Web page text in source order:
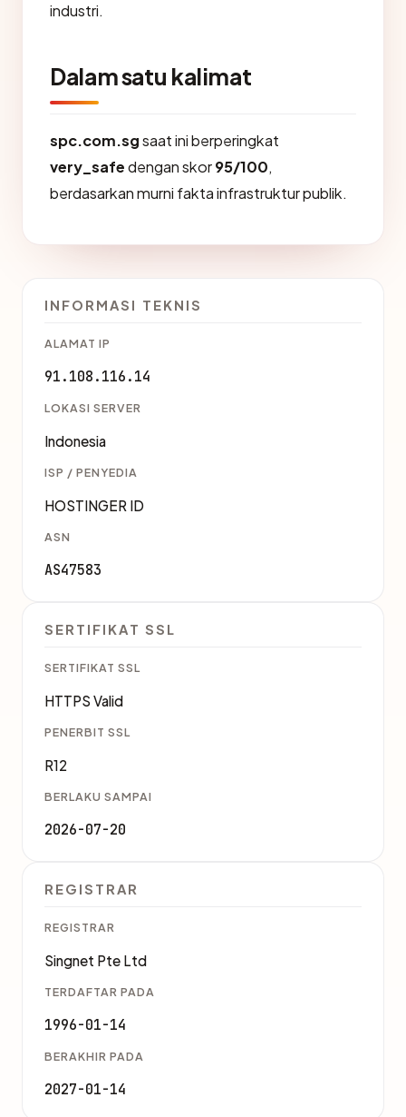
industri.
Dalam satu kalimat
spc.com.sgsaat ini berperingkat
very_safedengan skor95/100,
berdasarkan murni fakta infrastruktur publik.
INFORMASI TEKNIS
ALAMAT IP
91.108.116.14
LOKASI SERVER
Indonesia
ISP / PENYEDIA
HOSTINGER ID
ASN
AS47583
SERTIFIKAT SSL
SERTIFIKAT SSL
HTTPS Valid
PENERBIT SSL
R12
BERLAKU SAMPAI
2026-07-20
REGISTRAR
REGISTRAR
Singnet Pte Ltd
TERDAFTAR PADA
1996-01-14
BERAKHIR PADA
2027-01-14